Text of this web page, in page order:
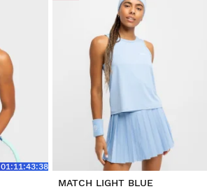
01 :11 :43:37
MATCH LIGHT BLUE